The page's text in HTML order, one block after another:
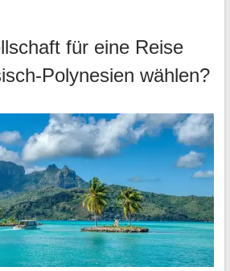
für eine Reise
Polynesien wählen?